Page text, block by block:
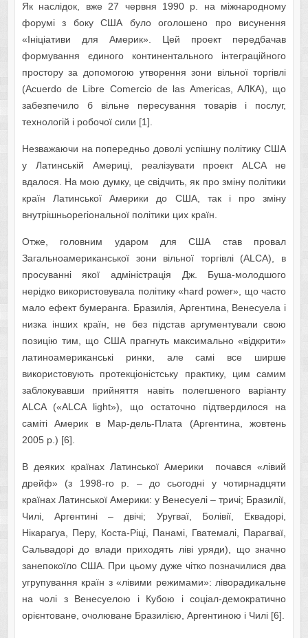
Як наслідок, вже 27 червня 1990 р. на міжнародному
форумі з боку США було оголошено про висунення
«Ініціативи для Америк». Цей проект передбачав
формування єдиного континентального інтеграційного
простору за допомогою утворення зони вільної торгівлі
(Acuerdo de Libre Comercio de las Americas, AЛКА), що
забезпечило б вільне пересування товарів і послуг,
технологій і робочої сили [1].
Незважаючи на попередньо доволі успішну політику США
у Латинській Америці, реалізувати проект ALCA не
вдалося. На мою думку, це свідчить, як про зміну політики
країн Латинської Америки до США, так і про зміну
внутрішньорегіональної політики цих країн.
Отже, головним ударом для США став провал
Загальноамериканської зони вільної торгівлі (ALCA), в
просуванні якої адміністрація Дж. Буша-молодшого
нерідко використовувала політику «hard power», що часто
мало ефект бумеранга. Бразилія, Аргентина, Венесуела і
низка інших країн, не без підстав аргументували свою
позицію тим, що США прагнуть максимально «відкрити»
латиноамериканські ринки, але самі все ширше
використовують протекціоністську практику, цим самим
заблокувавши прийняття навіть полегшеного варіанту
ALCA («ALCA light»), що остаточно підтвердилося на
саміті Америк в Мар-дель-Плата (Аргентина, жовтень
2005 р.) [6].
В деяких країнах Латинської Америки почався «лівий
дрейф» (з 1998-го р. – до сьогодні у чотирнадцяти
країнах Латинської Америки: у Венесуелі – тричі; Бразилії,
Чилі, Аргентині – двічі; Уругваї, Болівії, Еквадорі,
Нікарагуа, Перу, Коста-Ріці, Панамі, Гватемалі, Парагваї,
Сальвадорі до влади приходять ліві уряди), що значно
занепокоїло США. При цьому дуже чітко позначилися два
угрупування країн з «лівими режимами»: ліворадикальне
на чолі з Венесуелою і Кубою і соціал-демократично
орієнтоване, очолюване Бразилією, Аргентиною і Чилі [6].